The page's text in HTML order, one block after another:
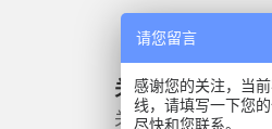
关于我们
关于我们
产品
微生物
请您留言
感谢您的关注，当
线，请填写一下您
尽快和您联系。